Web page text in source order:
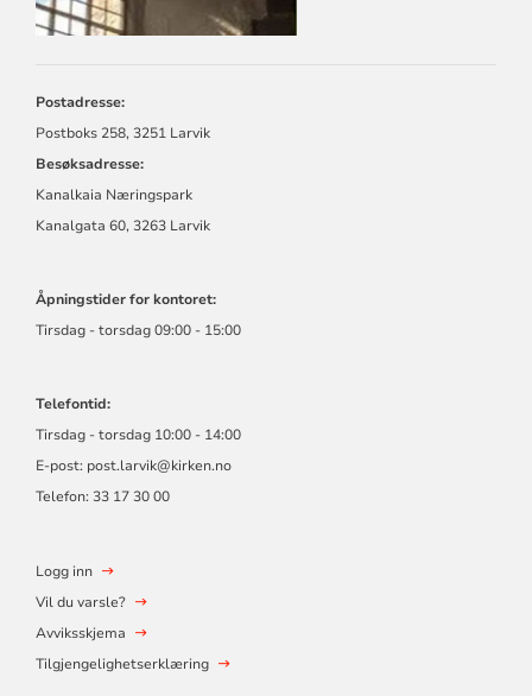
Postadresse:
Postboks 258, 3251 Larvik
Besøksadresse:
Kanalkaia Næringspark
Kanalgata 60, 3263 Larvik
Åpningstider for kontoret:
Tirsdag - torsdag 09:00 - 15:00
Telefontid:
Tirsdag - torsdag 10:00 - 14:00
E-post: post.larvik@kirken.no
Telefon: 33 17 30 00
Logg inn
Vil du varsle?
Avviksskjema
Tilgjengelighetserklæring